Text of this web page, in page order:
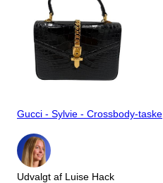
Gucci - Sylvie - Crossbody-taske
Udvalgt af Luise Hack